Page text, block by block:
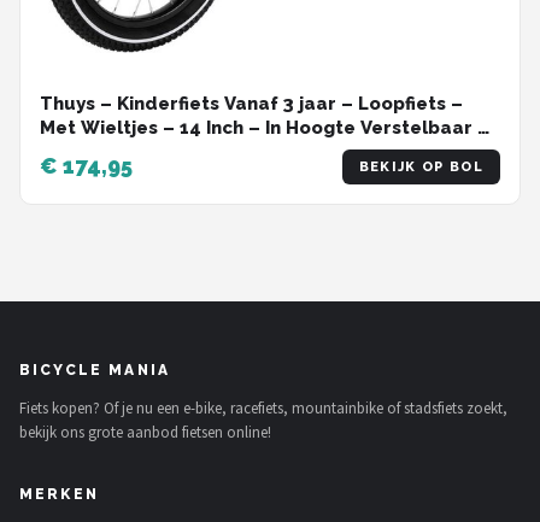
Thuys – Kinderfiets Vanaf 3 jaar – Loopfiets –
Met Wieltjes – 14 Inch – In Hoogte Verstelbaar –
€ 174,95 BEKIJK OP BOL
BICYCLE MANIA
Fiets kopen? Of je nu een e-bike, racefiets, mountainbike of stadsfiets zoekt,
bekijk ons grote aanbod fietsen online!
MERKEN